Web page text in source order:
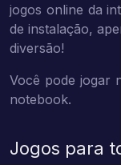
jogos online da
de instalação,
diversão!
Você pode jogar
notebook.
Jogos para